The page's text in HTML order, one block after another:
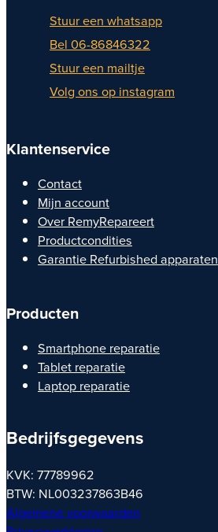
Stuur een whatsapp
Bel 06-86846322
Stuur een mailtje
Volg ons op instagram
Klantenservice
Contact
Mijn account
Over RemyRepareert
Productcondities
Garantie Refurbished apparaten
Producten
Smartphone reparatie
Tablet reparatie
Laptop reparatie
Bedrijfsgegevens
KVK: 77789962
BTW: NL003237863B46
Algemene voorwaarden